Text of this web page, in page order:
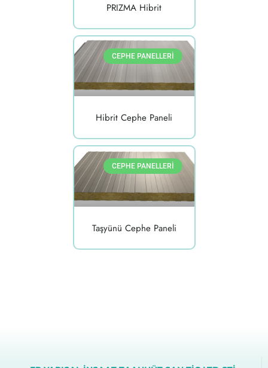
PRIZMA Hibrit
CEPHE PANELLERI
Hibrit Cephe Paneli
CEPHE PANELLERI
Taşyünü Cephe Paneli